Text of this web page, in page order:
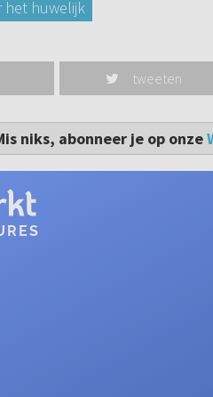
het huwelijk
tweeten
niks, abonneer je op onze